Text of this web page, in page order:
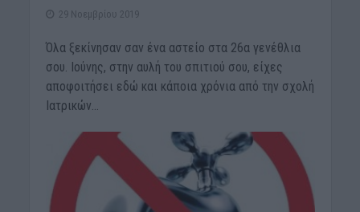
29 Νοεμβρίου 2019
Όλα ξεκίνησαν σαν ένα αστείο στα 26α γενέθλια
σου. Ιούνης, στην αυλή του σπιτιού σου, είχες
αποφοιτήσει εδώ και κάποια χρόνια από την σχολή
Ιατρικών...